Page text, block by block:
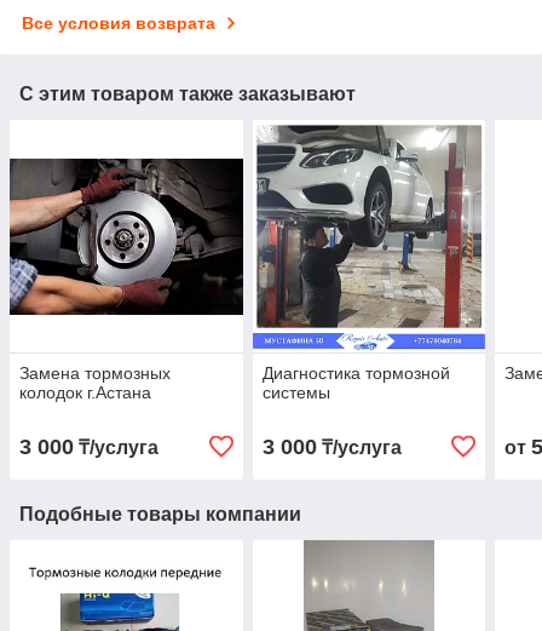
Все условия возврата
С этим товаром также заказывают
Замена тормозных
колодок г.Астана
3 000 ₸/услуга
Диагностика тормозной
системы
3 000₸/услуга от
Подобные товары компании